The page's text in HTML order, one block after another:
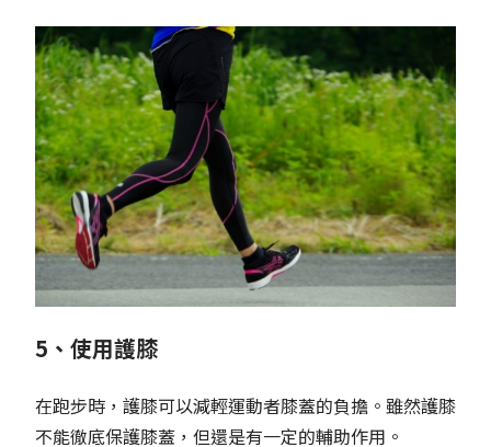
5、使用護膝
在跑步時，護膝可以減輕運動者膝蓋的負擔。雖然護膝
不能徹底保護膝蓋，但還是有一定的輔助作用。